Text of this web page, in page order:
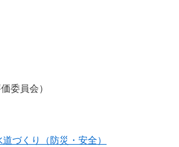
員会）
づくり（防災・安全）